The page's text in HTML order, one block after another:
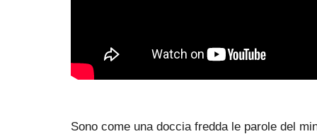
Sono come una doccia fredda le parole del